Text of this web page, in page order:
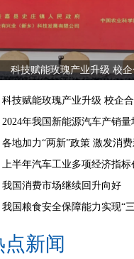
科技赋能玫瑰产业升级 校
科技赋能玫瑰产业升级 校企
2024年我国新能源汽车产销量
各地加力“两新”政策 激发消
上半年汽车工业多项经济指标
我国消费市场继续回升向好
我国粮食安全保障能力实现“
点新闻